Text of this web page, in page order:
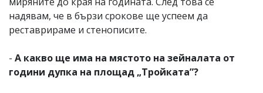
надявам, че в бързи срокове ще успеем да
реставрираме и стенописите.
- А какво ще има на мястото на зейналата от
години дупка на площад „Тройката”?